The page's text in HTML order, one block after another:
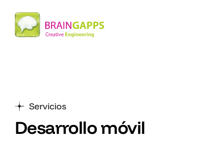
Servicios
Desarrollo móvil